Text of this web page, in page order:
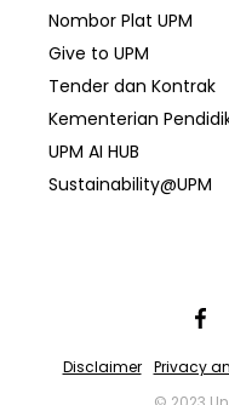
Nombor Plat UPM
Give to UPM
Tender dan Kontrak
Kementerian
UPM AI HUB
Sustainability@UPM
Disclaimer Privacy